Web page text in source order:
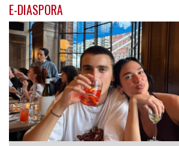
E-DIASPORA